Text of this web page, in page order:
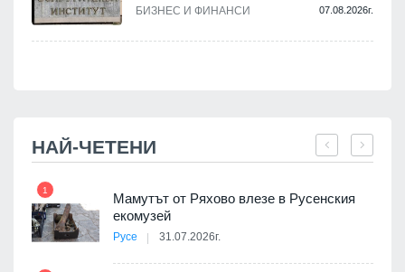
БИЗНЕС И ФИНАНСИ 07.08.2026г.
НАЙ-ЧЕТЕНИ
1
Мамутът от Ряхово влезе в Русенския
екомузей
Русе 31.07.2026г.